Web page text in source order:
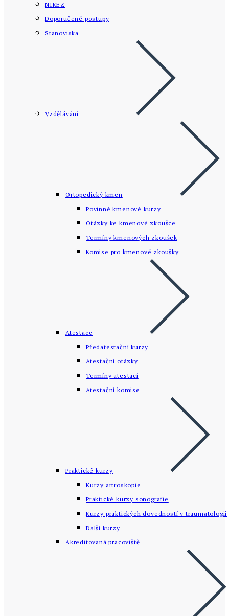
NIKEZ
Doporučené postupy
Stanoviska
Vzdělávání
Ortopedický kmen
Povinné kmenové kurzy
Otázky ke kmenové zkoušce
Termíny kmenových zkoušek
Komise pro kmenové zkoušky
Atestace
Předatestační kurzy
Atestační otázky
Termíny atestací
Atestační komise
Praktické kurzy
Kurzy artroskopie
Praktické kurzy sonografie
Kurzy praktických dovedností v traumatologii
Další kurzy
Akreditovaná pracoviště